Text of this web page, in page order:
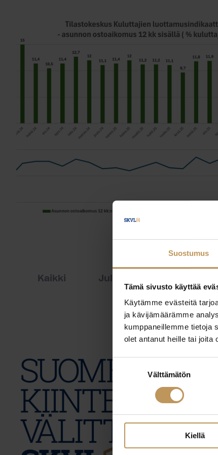
Suostumus
Tämä sivusto käyttää
Käytämme evästeitä
ja kävijämäärämme
kumppaneillemme tietoja
olet antanut heille tai joita
Suostumuksen
Välttämätön
Kiellä
Kaikki Julkaisut